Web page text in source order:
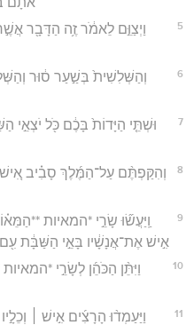
5
וַיְצַוֵּ֣ם לֵאמֹ֔ר זֶ֥ה הַדָּבָ֖ר
6
וְהַשְּׁלִשִׁית֙ בְּשַׁ֣עַר ס֔וּר
7
וּשְׁתֵּ֤י הַיָּדוֹת֙ בָּכֶ֔ם כֹּ֖ל יֹצְאֵ֣י
8
וְהִקַּפְתֶּ֨ם עַל־הַמֶּ֜לֶךְ סָבִ֗יב אִ֚ישׁ
9
וַֽיַּעֲשׂ֞וּ שָׂרֵ֣י *המאיות
אִ֣ישׁ אֶת־אֲנָשָׁ֔יו בָּאֵ֣י הַשַּׁבָּ֔ת עִ֖ם
10
וַיִּתֵּ֨ן הַכֹּהֵ֜ן לְשָׂרֵ֣י
11
וַיַּעַמְד֨וּ הָרָצִ֜ים אִ֣ישׁ ׀